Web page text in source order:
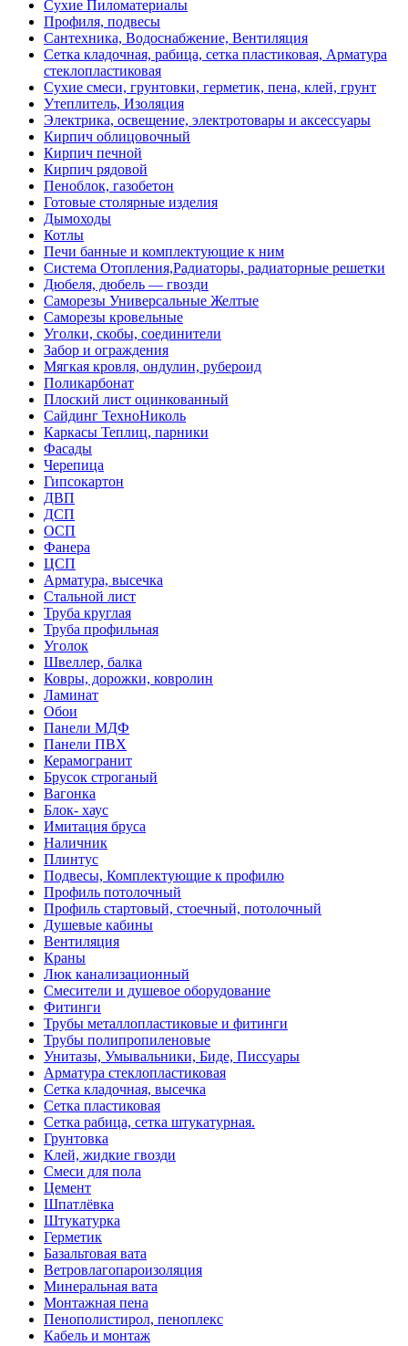
Сухие Пиломатериалы
Профиля, подвесы
Сантехника, Водоснабжение, Вентиляция
Сетка кладочная, рабица, сетка пластиковая, Арматура
стеклопластиковая
Сухие смеси, грунтовки, герметик, пена, клей, грунт
Утеплитель, Изоляция
Электрика, освещение, электротовары и аксессуары
Кирпич облицовочный
Кирпич печной
Кирпич рядовой
Пеноблок, газобетон
Готовые столярные изделия
Дымоходы
Котлы
Печи банные и комплектующие к ним
Система Отопления,Радиаторы, радиаторные решетки
Дюбеля, дюбель — гвозди
Саморезы Универсальные Желтые
Саморезы кровельные
Уголки, скобы, соединители
Забор и ограждения
Мягкая кровля, ондулин, рубероид
Поликарбонат
Плоский лист оцинкованный
Сайдинг ТехноНиколь
Каркасы Теплиц, парники
Фасады
Черепица
Гипсокартон
ДВП
ДСП
ОСП
Фанера
ЦСП
Арматура, высечка
Стальной лист
Труба круглая
Труба профильная
Уголок
Швеллер, балка
Ковры, дорожки, ковролин
Ламинат
Обои
Панели МДФ
Панели ПВХ
Керамогранит
Брусок строганый
Вагонка
Блок- хаус
Имитация бруса
Наличник
Плинтус
Подвесы, Комплектующие к профилю
Профиль потолочный
Профиль стартовый, стоечный, потолочный
Душевые кабины
Вентиляция
Краны
Люк канализационный
Смесители и душевое оборудование
Фитинги
Трубы металлопластиковые и фитинги
Трубы полипропиленовые
Унитазы, Умывальники, Биде, Писсуары
Арматура стеклопластиковая
Сетка кладочная, высечка
Сетка пластиковая
Сетка рабица, сетка штукатурная.
Грунтовка
Клей, жидкие гвозди
Смеси для пола
Цемент
Шпатлёвка
Штукатурка
Герметик
Базальтовая вата
Ветровлагопароизоляция
Минеральная вата
Монтажная пена
Пенополистирол, пеноплекс
Кабель и монтаж